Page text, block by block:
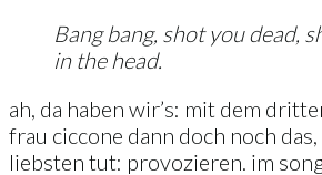
Bang bang, shot you dead,
in the head.
ah, da haben wir’s: mit dem
frau ciccone dann doch noch das,
liebsten tut: provozieren. im